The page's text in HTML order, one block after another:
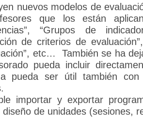
nuevos modelos de
que los están
“Grupos de
de criterios de
etc… También se ha
pueda incluir
pueda ser útil también
importar y exportar
diseño de unidades (sesiones,